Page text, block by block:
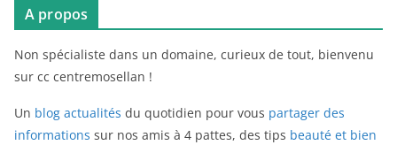
A propos
Non spécialiste dans un domaine, curieux de tout, bienvenu
sur cc centremosellan !
Un blog actualités du quotidien pour vous partager des
informations sur nos amis à 4 pattes, des tips beauté et bien